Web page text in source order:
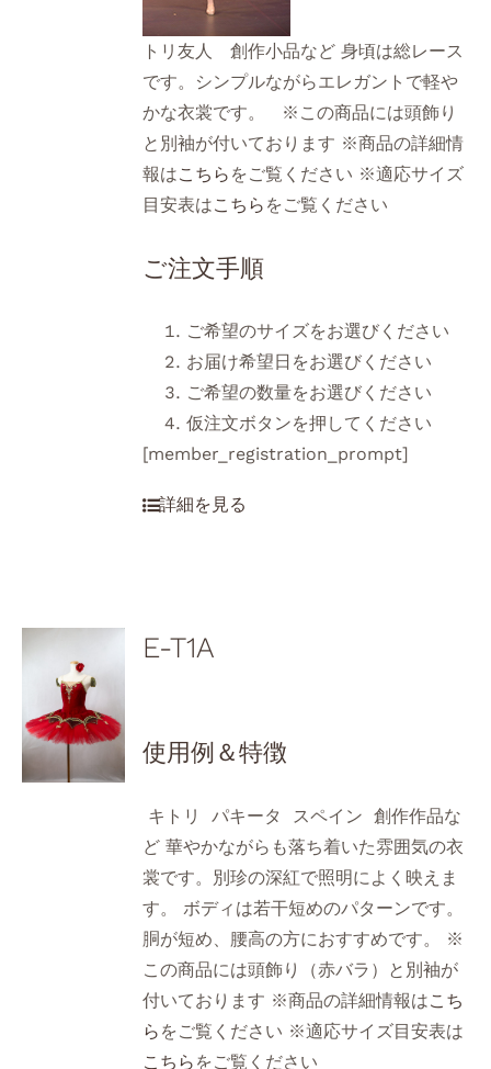
トリ友人 創作小品など 身頃は総レース
です。シンプルながらエレガントで軽や
かな衣裳です。 ※この商品には頭飾り
と別袖が付いております ※商品の詳細情
報はこちら をご覧ください ※適応サイズ
目安表はこちら をご覧ください
ご注文手順
ご希望のサイズをお選びください
お届け希望日をお選びください
ご希望の数量をお選びください
仮注文ボタンを押してください
[member_registration_prompt]
E-T1A
使用例＆特徴
キトリ パキータ スペイン 創作作品な
ど 華やかながらも落ち着いた雰囲気の衣
裳です。別珍の深紅で照明によく映えま
す。 ボディは若干短めのパターンです。
胴が短め、腰高の方におすすめです。 ※
この商品には頭飾り（赤バラ）と別袖が
付いております ※商品の詳細情報はこち
ら をご覧ください ※適応サイズ目安表は
こちら をご覧ください